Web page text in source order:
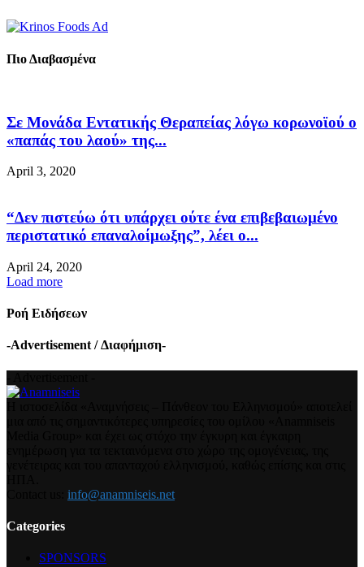
Πιο Διαβασμένα
Σε Μονάδα Εντατικής Θεραπείας λόγω κορωνοϊού ο
«παπάς του λαού» της...
April 3, 2020
“Δεν πιστεύω ότι υπάρχει ούτε ένα επιβεβαιωμένο
περιστατικό επαναλοίμωξης”, λέει ο...
April 24, 2020
Load more
Ροή Ειδήσεων
-Advertisement / Διαφήμιση-
info@anamniseis.net
Categories
SPONSORS